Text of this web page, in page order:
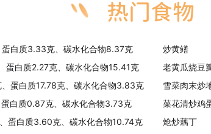
白质3.33克、碳水化合物8.37克 炒黄鳝
蛋白质2.27克、碳水化合物15.41克 老黄瓜烧豆
蛋白质17.78克、碳水化合物3.83克 雪菜肉末炒
白质0.87克、碳水化合物3.73克 菜花清炒鸡
蛋白质3.60克、碳水化合物10.74克 炝炒藕丁